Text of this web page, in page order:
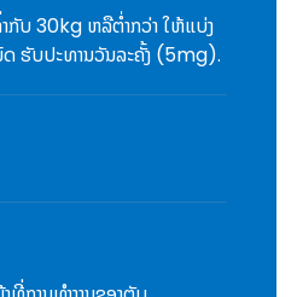
ບ 30kg ຫລືຕໍ່າກວ່າ ໃຫ້ແບ່ງ
ດ ຮັບປະທານວັນລະຄັ້ງ (5mg).